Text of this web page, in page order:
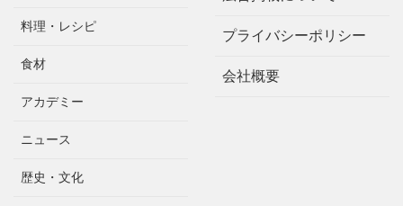
料理・レシピ
食材
アカデミー
ニュース
歴史・文化
プライバシーポリシー
会社概要